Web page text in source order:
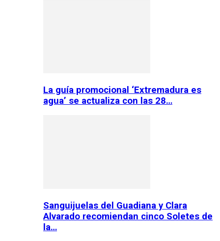
La guía promocional ‘Extremadura es
agua’ se actualiza con las 28…
Sanguijuelas del Guadiana y Clara
Alvarado recomiendan cinco Soletes de
la…